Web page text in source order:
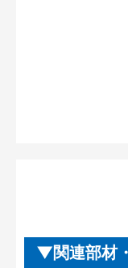
関連部材